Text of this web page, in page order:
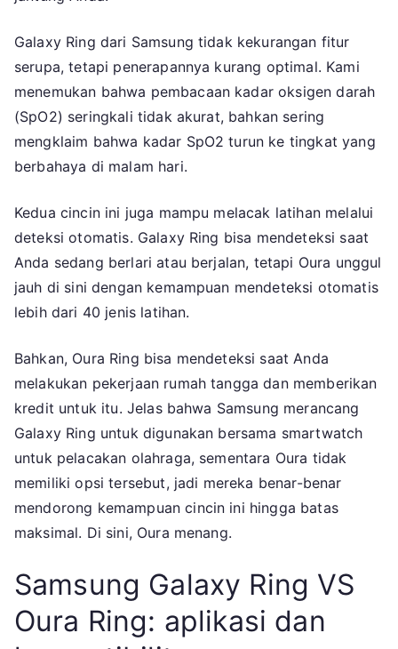
Galaxy Ring dari Samsung tidak kekurangan fitur
serupa, tetapi penerapannya kurang optimal. Kami
menemukan bahwa pembacaan kadar oksigen darah
(SpO2) seringkali tidak akurat, bahkan sering
mengklaim bahwa kadar SpO2 turun ke tingkat yang
berbahaya di malam hari.
Kedua cincin ini juga mampu melacak latihan melalui
deteksi otomatis. Galaxy Ring bisa mendeteksi saat
Anda sedang berlari atau berjalan, tetapi Oura unggul
jauh di sini dengan kemampuan mendeteksi otomatis
lebih dari 40 jenis latihan.
Bahkan, Oura Ring bisa mendeteksi saat Anda
melakukan pekerjaan rumah tangga dan memberikan
kredit untuk itu. Jelas bahwa Samsung merancang
Galaxy Ring untuk digunakan bersama smartwatch
untuk pelacakan olahraga, sementara Oura tidak
memiliki opsi tersebut, jadi mereka benar-benar
mendorong kemampuan cincin ini hingga batas
maksimal. Di sini, Oura menang.
Samsung Galaxy Ring VS
Oura Ring: aplikasi dan